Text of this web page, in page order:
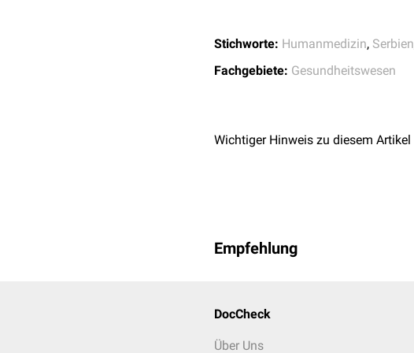
Stichworte: Humanmedizin, Serbien
Fachgebiete: Gesundheitswesen
Wichtiger Hinweis zu diesem Artikel
Empfehlung
DocCheck
Über Uns